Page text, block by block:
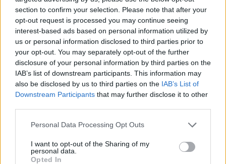
section to confirm your selection. Please note that after your
opt-out request is processed you may continue seeing
interest-based ads based on personal information utilized by
us or personal information disclosed to third parties prior to
your opt-out. You may separately opt-out of the further
disclosure of your personal information by third parties on the
IAB’s list of downstream participants. This information may
also be disclosed by us to third parties on the IAB’s List of
Downstream Participants that may further disclose it to other
Personal Data Processing Opt Outs
I want to opt-out of the Sharing of my
personal data.
Opted In
Payán, otra vez el granadino, llevó el delirio a las gradas
con el segundo tanto, aunque antes el Linares malogró
claras ocasiones. Corpas pudo sentenciar con una vaselina
y el Jumilla asustó con un lanzamiento directo que se
estrelló en el larguero. Pero el triunfo no se le escapó al
equipo de Torres.